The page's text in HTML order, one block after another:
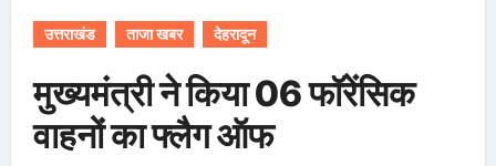
उत्तराखंड ताजा खबर देहरादून
मुख्यमंत्री ने किया 06 फॉरेंसिक
वाहनों का फ्लैग ऑफ